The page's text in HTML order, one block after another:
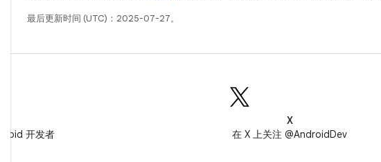
最后更新时间 (UTC)：2025-07-27。
开发者
X
在 X 上关注 @AndroidDev